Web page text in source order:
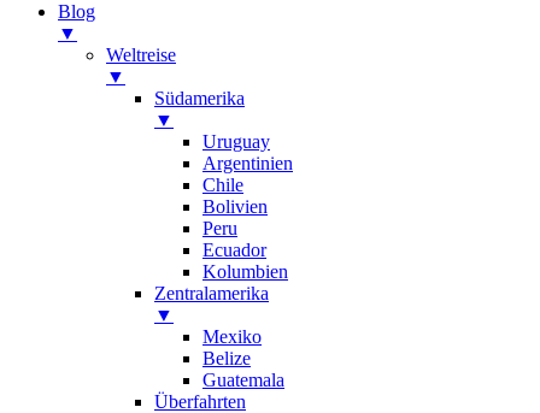
Blog
▼
Weltreise
▼
Südamerika
▼
Uruguay
Argentinien
Chile
Bolivien
Peru
Ecuador
Kolumbien
Zentralamerika
▼
Mexiko
Belize
Guatemala
Überfahrten